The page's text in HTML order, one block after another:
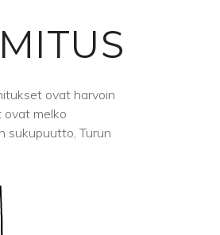
ovat harvoin
ovat melko
sukupuutto, Turun